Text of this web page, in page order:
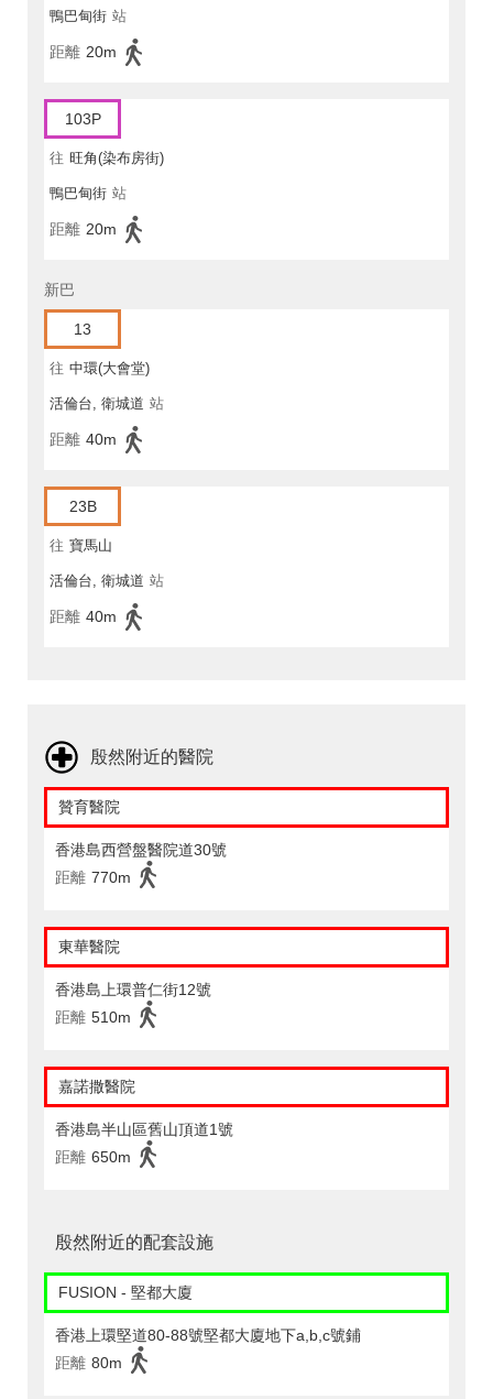
鴨巴甸街 站
距離 20m
103P
往 旺角(染布房街)
鴨巴甸街 站
距離 20m
新巴
13
往 中環(大會堂)
活倫台, 衛城道 站
距離 40m
23B
往 寶馬山
活倫台, 衛城道 站
距離 40m
殷然附近的醫院
贊育醫院
香港島西營盤醫院道30號
距離 770m
東華醫院
香港島上環普仁街12號
距離 510m
嘉諾撒醫院
香港島半山區舊山頂道1號
距離 650m
殷然附近的配套設施
FUSION - 堅都大廈
香港上環堅道80-88號堅都大廈地下a,b,c號鋪
距離 80m